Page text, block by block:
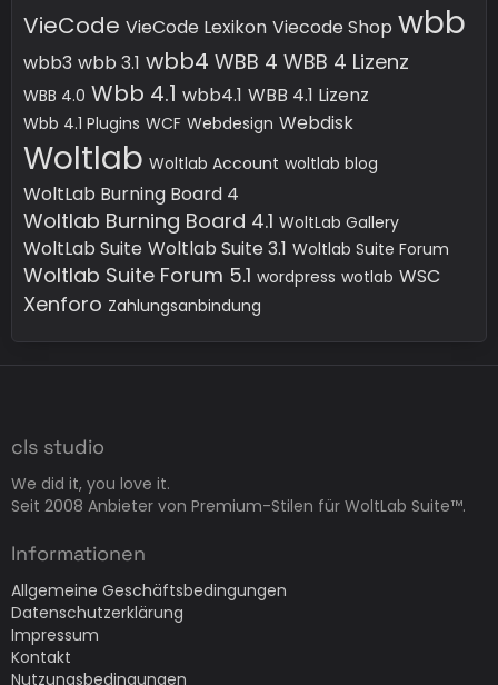
VieCode VieCode Lexikon Viecode Shop wbb
wbb3 wbb 3.1 wbb4 WBB 4 WBB 4 Lizenz
WBB 4.0 Wbb 4.1 wbb4.1 WBB 4.1 Lizenz
Wbb 4.1 Plugins WCF Webdesign Webdisk
Woltlab Woltlab Account woltlab blog
WoltLab Burning Board 4
Woltlab Burning Board 4.1 WoltLab Gallery
WoltLab Suite Woltlab Suite 3.1 Woltlab Suite Forum
Woltlab Suite Forum 5.1 wordpress wotlab WSC
Xenforo Zahlungsanbindung
cls studio
We did it, you love it.
Seit 2008 Anbieter von Premium-Stilen für WoltLab Suite™.
Informationen
Allgemeine Geschäftsbedingungen
Datenschutzerklärung
Impressum
Kontakt
Nutzungsbedingungen